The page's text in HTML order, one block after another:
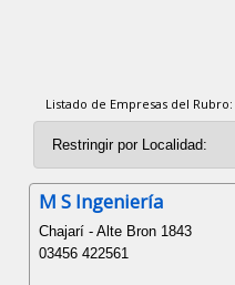
Listado de Empresas del Rubro:
M S Ingeniería
Chajarí - Alte Bron 1843
03456 422561